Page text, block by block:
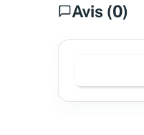
Avis (0)